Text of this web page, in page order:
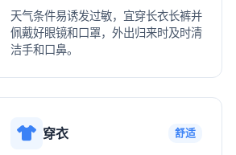
天气条件易诱发过敏，宜穿长衣长裤并
佩戴好眼镜和口罩，外出归来时及时清
洁手和口鼻。
穿衣 舒适